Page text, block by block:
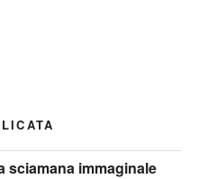
sciamana immaginale